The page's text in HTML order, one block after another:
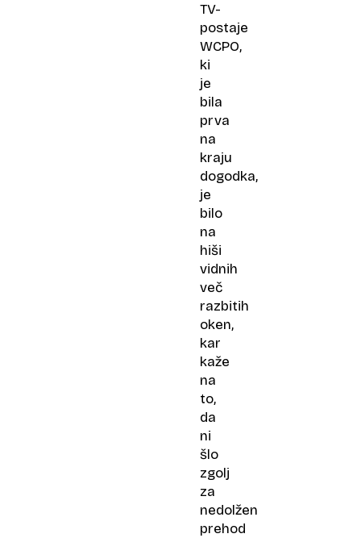
TV-
postaje
WCPO,
ki
je
bila
prva
na
kraju
dogodka,
je
bilo
na
hiši
vidnih
več
razbitih
oken,
kar
kaže
na
to,
da
ni
šlo
zgolj
za
nedolžen
prehod